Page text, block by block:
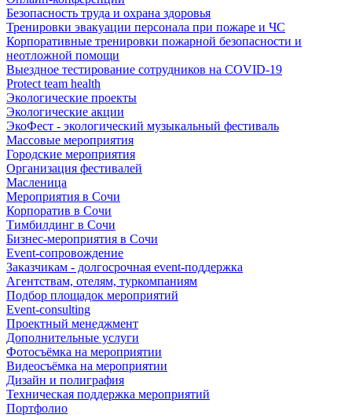
Безопасность труда и охрана здоровья
Тренировки эвакуации персонала при пожаре и ЧС
Корпоративные тренировки пожарной безопасности и
неотложной помощи
Выездное тестирование сотрудников на COVID-19
Protect team health
Экологические проекты
Экологические акции
ЭкоФест - экологический музыкальный фестиваль
Массовые мероприятия
Городские мероприятия
Организация фестивалей
Масленица
Мероприятия в Сочи
Корпоратив в Сочи
Тимбилдинг в Сочи
Бизнес-мероприятия в Сочи
Event-сопровождение
Заказчикам - долгосрочная event-поддержка
Агентствам, отелям, туркомпаниям
Подбор площадок мероприятий
Event-consulting
Проектный менеджмент
Дополнительные услуги
Фотосъёмка на мероприятии
Видеосъёмка на мероприятии
Дизайн и полиграфия
Техническая поддержка мероприятий
Портфолио